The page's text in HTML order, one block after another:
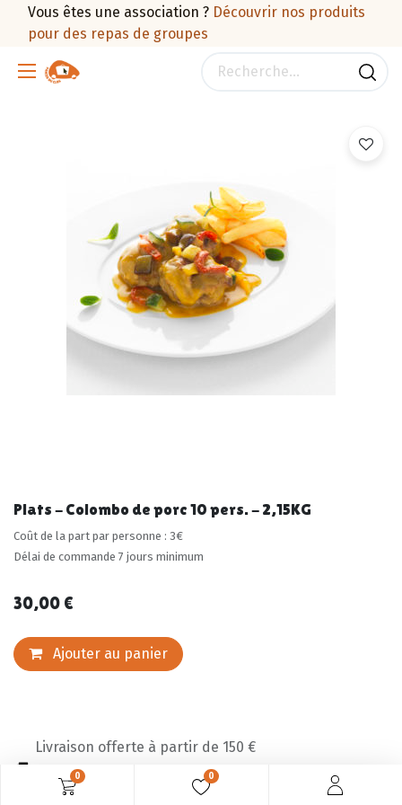
0 0
Vous êtes une association ? Découvrir nos produits
pour des repas de groupes
Plats - Colombo de porc 10 pers. - 2,15KG
Coût de la part par personne : 3€
Délai de commande 7 jours minimum
30,00 €
Ajouter au panier
Livraison offerte à partir de 150 €